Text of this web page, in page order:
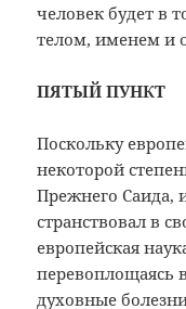
человек будет в
телом, именем и
ПЯТЫЙ ПУНКТ
Поскольку
некоторой
Прежнего Саида,
странствовал в
европейская
перевоплощаясь
духовные